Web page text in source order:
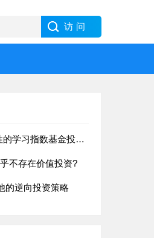
学习指数基金投资？
不存在价值投资?
的逆向投资策略